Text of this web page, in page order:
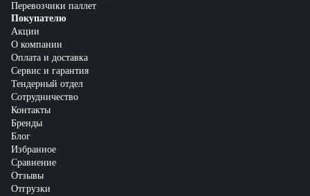
Перевозчики паллет
Покупателю
Акции
О компании
Оплата и доставка
Сервис и гарантия
Тендерный отдел
Сотрудничество
Контакты
Бренды
Блог
Избранное
Сравнение
Отзывы
Отгрузки